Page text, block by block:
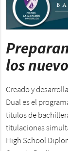
los
Creado y
Dual es el
títulos de
titulaciones
High School